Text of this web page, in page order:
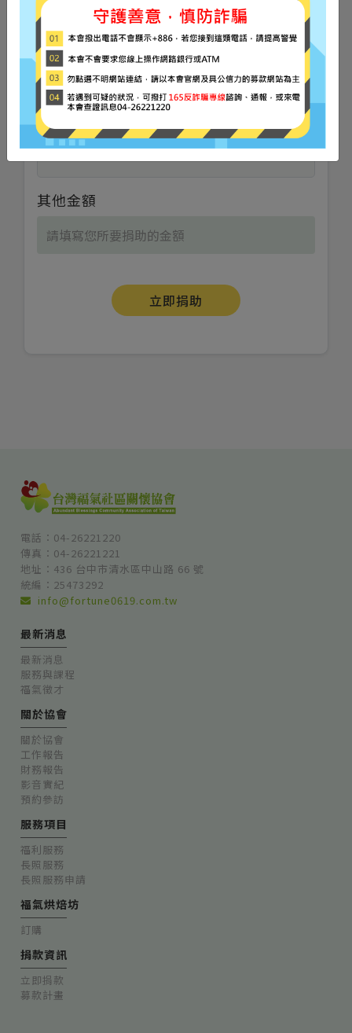
$600
支持福氣永續食物銀行，支援弱勢家
庭物資需求。
$1000每月
其他金額
立即捐助
電話：04-26221220
傳真：04-26221221
地址：436 台中市清水區中山路 66 號
統編：25473292
info@fortune0619.com.tw
最新消息
最新消息
服務與課程
福氣徵才
關於協會
關於協會
工作報告
財務報告
影音實紀
預約參訪
服務項目
福利服務
長照服務
長照服務申請
福氣烘焙坊
訂購
捐款資訊
立即捐款
募款計畫